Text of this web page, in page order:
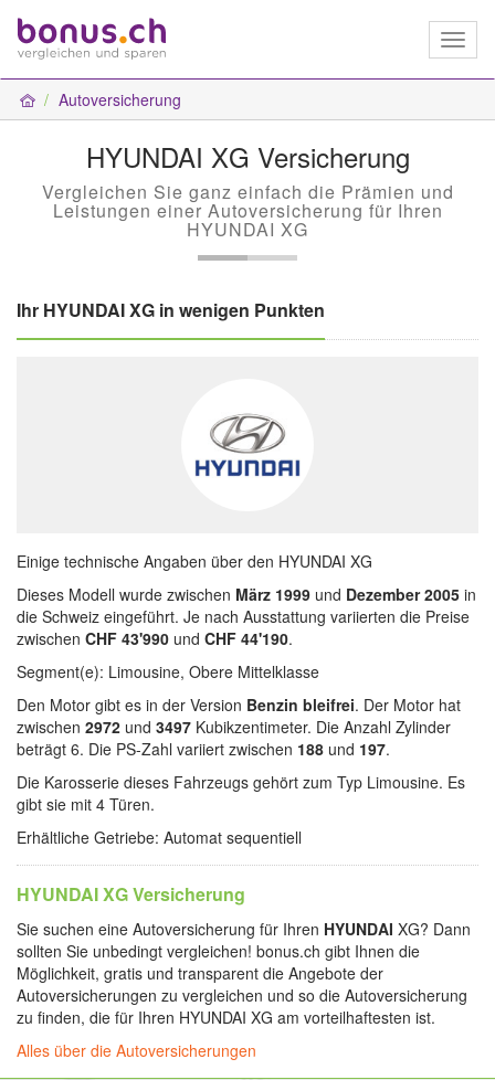
Autoversicherung
HYUNDAI XG Versicherung
Vergleichen Sie ganz einfach die Prämien und
Leistungen einer Autoversicherung für Ihren
HYUNDAI XG
Ihr HYUNDAI XG in wenigen Punkten
Einige technische Angaben über den HYUNDAI XG
Dieses Modell wurde zwischen März 1999 und Dezember 2005 in
die Schweiz eingeführt. Je nach Ausstattung variierten die Preise
zwischen CHF 43'990 und CHF 44'190.
Segment(e): Limousine, Obere Mittelklasse
Den Motor gibt es in der Version Benzin bleifrei. Der Motor hat
zwischen 2972 und 3497 Kubikzentimeter. Die Anzahl Zylinder
beträgt 6. Die PS-Zahl variiert zwischen 188 und 197.
Die Karosserie dieses Fahrzeugs gehört zum Typ Limousine. Es
gibt sie mit 4 Türen.
Erhältliche Getriebe: Automat sequentiell
HYUNDAI XG Versicherung
Sie suchen eine Autoversicherung für Ihren HYUNDAI XG? Dann
sollten Sie unbedingt vergleichen! bonus.ch gibt Ihnen die
Möglichkeit, gratis und transparent die Angebote der
Autoversicherungen zu vergleichen und so die Autoversicherung
zu finden, die für Ihren HYUNDAI XG am vorteilhaftesten ist.
Alles über die Autoversicherungen